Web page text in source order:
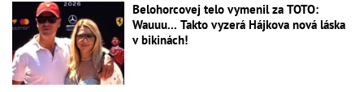
Belohorcovej telo vymenil za TOTO:
Wauuu... Takto vyzerá Hájkova nová láska
v bikinách!